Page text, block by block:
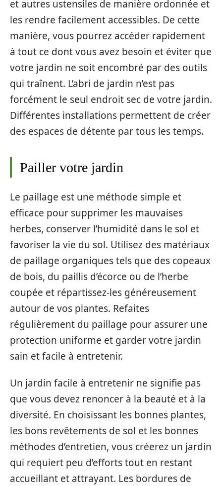
et autres ustensiles de manière ordonnée et
les rendre facilement accessibles. De cette
manière, vous pourrez accéder rapidement
à tout ce dont vous avez besoin et éviter que
votre jardin ne soit encombré par des outils
qui traînent. L’abri de jardin n’est pas
forcément le seul endroit sec de votre jardin.
Différentes installations permettent de créer
des espaces de détente par tous les temps.
Pailler votre jardin
Le paillage est une méthode simple et
efficace pour supprimer les mauvaises
herbes, conserver l’humidité dans le sol et
favoriser la vie du sol. Utilisez des matériaux
de paillage organiques tels que des copeaux
de bois, du paillis d’écorce ou de l’herbe
coupée et répartissez-les généreusement
autour de vos plantes. Refaites
régulièrement du paillage pour assurer une
protection uniforme et garder votre jardin
sain et facile à entretenir.
Un jardin facile à entretenir ne signifie pas
que vous devez renoncer à la beauté et à la
diversité. En choisissant les bonnes plantes,
les bons revêtements de sol et les bonnes
méthodes d’entretien, vous créerez un jardin
qui requiert peu d’efforts tout en restant
accueillant et attrayant. Les bordures de